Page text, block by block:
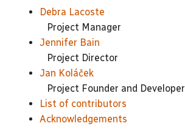
Debra Lacoste
Project Manager
Jennifer Bain
Project Director
Jan Koláček
Project Founder and Developer
List of contributors
Acknowledgements